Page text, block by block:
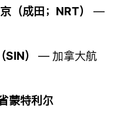
（成田；NRT）
—
） — 加拿大航
蒙特利尔